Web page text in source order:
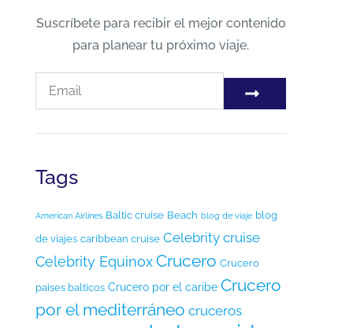
Suscríbete para recibir el mejor contenido
para planear tu próximo viaje.
Tags
American Airlines Baltic cruise Beach blog de viaje blog
de viajes caribbean cruise Celebrity cruise
Celebrity EquinoxCrucero Crucero
paises balticos Crucero por el caribe Crucero
por el mediterráneo cruceros